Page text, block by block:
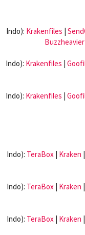
Indo): Krakenfiles |
Buzzheavier
Indo): Krakenfiles |
Indo): Krakenfiles |
Indo): TeraBox | Kraken |
Indo): TeraBox | Kraken |
Indo): TeraBox | Kraken |